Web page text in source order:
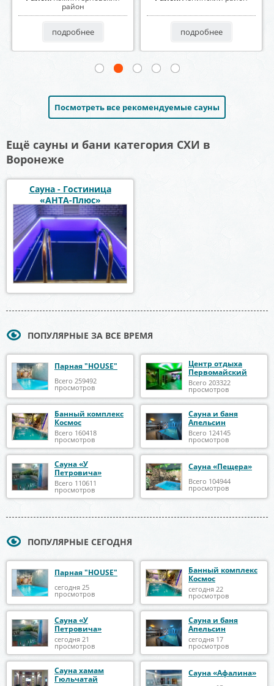
подробнее подробнее
Посмотреть все рекомендуемые сауны
Ещё сауны и бани категория СХИ в
Воронеже
Сауна - Гостиница
«АНТА-Плюс»
ПОПУЛЯРНЫЕ ЗА ВСЕ ВРЕМЯ
Парная "HOUSE"
Всего 259492
просмотров
Центр отдыха
Первомайский
Всего 203322
просмотров
Банный комплекс
Космос
Всего 160418
просмотров
Сауна и баня
Апельсин
Всего 124145
просмотров
Сауна «У
Петровича»
Всего 110611
просмотров
Сауна «Пещера»
Всего 104944
просмотров
ПОПУЛЯРНЫЕ СЕГОДНЯ
Парная "HOUSE"
сегодня 25
просмотров
Банный комплекс
Космос
сегодня 22
просмотров
Сауна «У
Петровича»
сегодня 21
просмотров
Сауна и баня
Апельсин
сегодня 17
просмотров
Сауна хамам
Гюльчатай
Сауна «Афалина»